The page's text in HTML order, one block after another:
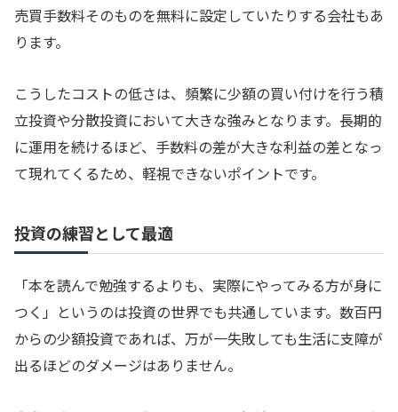
売買手数料そのものを無料に設定していたりする会社もあ
ります。
こうしたコストの低さは、頻繁に少額の買い付けを行う積
立投資や分散投資において大きな強みとなります。長期的
に運用を続けるほど、手数料の差が大きな利益の差となっ
て現れてくるため、軽視できないポイントです。
投資の練習として最適
「本を読んで勉強するよりも、実際にやってみる方が身に
つく」というのは投資の世界でも共通しています。数百円
からの少額投資であれば、万が一失敗しても生活に支障が
出るほどのダメージはありません。